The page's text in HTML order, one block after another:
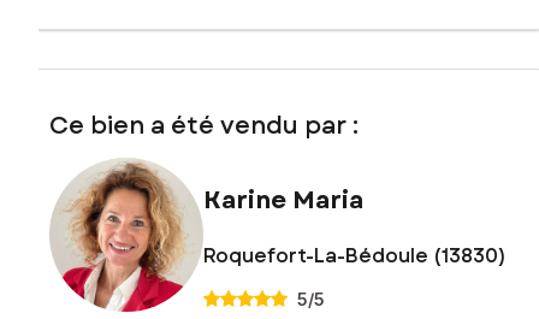
Ce bien a été vendu par :
Karine Maria
Roquefort-La-Bédoule (13830)
5/5